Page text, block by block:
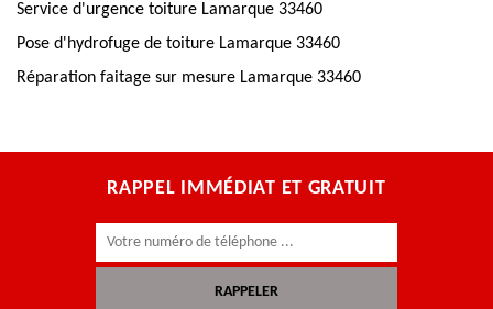
Service d'urgence toiture Lamarque 33460
Pose d'hydrofuge de toiture Lamarque 33460
Réparation faitage sur mesure Lamarque 33460
RAPPEL IMMÉDIAT ET GRATUIT